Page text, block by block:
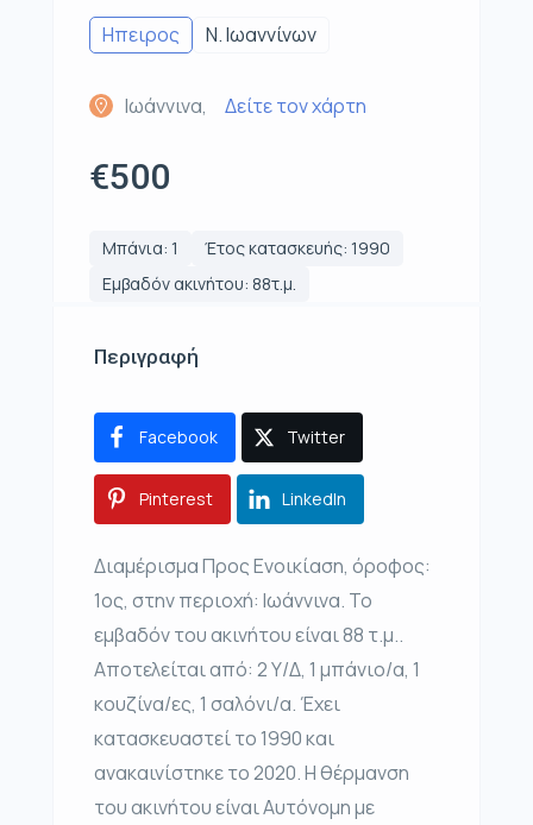
Ηπειρος Ν. Ιωαννίνων
Ιωάννινα, Δείτε τον χάρτη
€500
Μπάνια: 1
Έτος κατασκευής: 1990
Εμβαδόν ακινήτου: 88τ.μ.
Περιγραφή
Facebook Twitter
Pinterest LinkedIn
Διαμέρισμα Προς Ενοικίαση, όροφος:
1ος, στην περιοχή: Ιωάννινα. Το
εμβαδόν του ακινήτου είναι 88 τ.μ..
Αποτελείται από: 2 Υ/Δ, 1 μπάνιο/α, 1
κουζίνα/ες, 1 σαλόνι/α. Έχει
κατασκευαστεί το 1990 και
ανακαινίστηκε το 2020. Η θέρμανση
του ακινήτου είναι Αυτόνομη με